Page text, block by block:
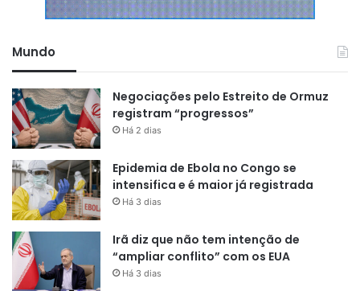
Mundo
Negociações pelo Estreito de Ormuz
registram “progressos”
Há 2 dias
Epidemia de Ebola no Congo se
intensifica e é maior já registrada
Há 3 dias
Irã diz que não tem intenção de
“ampliar conflito” com os EUA
Há 3 dias